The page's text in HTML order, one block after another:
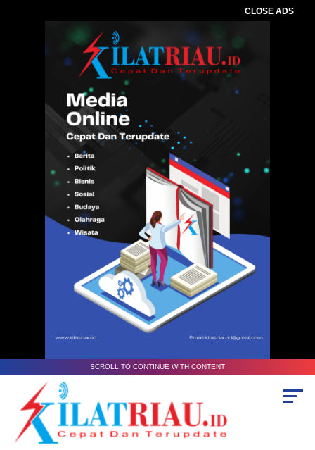
CLOSE ADS
SCROLL TO CONTINUE WITH CONTENT